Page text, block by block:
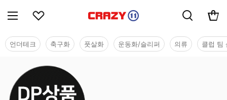
언더테크 축구화 풋살화 운동화/슬리퍼 의류 클럽 팀